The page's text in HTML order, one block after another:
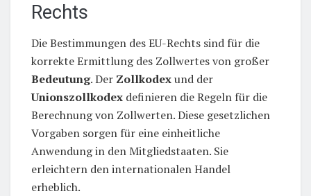
Rechts
Die Bestimmungen des EU-Rechts sind für die
korrekte Ermittlung des Zollwertes von großer
Bedeutung. Der Zollkodexund der
Unionszollkodex definieren die Regeln für die
Berechnung von Zollwerten. Diese gesetzlichen
Vorgaben sorgen für eine einheitliche
Anwendung in den Mitgliedstaaten. Sie
erleichtern den internationalen Handel
erheblich.